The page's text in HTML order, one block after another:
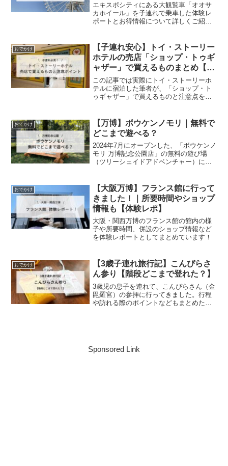
エキスポシティにある大観覧車「オオサ
カホイール」を子連れで乗車した体験レ
ポートとお得情報について詳しくご紹介
おでかけ
【子連れ安心】トイ・ストーリー
ホテルの売店「ショップ・トゥギ
ャザー」で買えるものまとめ【注
意点も】
この記事では実際にトイ・ストーリーホ
テルに宿泊した筆者が、「ショップ・ト
ゥギャザー」で買えるものと注意点を詳
おでかけ
【万博】ボウケンノモリ｜無料で
どこまで遊べる？
2024年7月にオープンした、「ボウケンノ
モリ 万博記念公園店」の無料の遊び場
（ツリーシェイドアドベンチャー）につ
おでかけ
【大阪万博】フランス館に行って
きました！｜所要時間やショップ
情報も【体験レポ】
大阪・関西万博のフランス館の館内の様
子や所要時間、併設のショップ情報など
を体験レポートとしてまとめています！
おでかけ
【3歳子連れ旅行記】こんぴらさ
ん参り【階段どこまで登れた？】
3歳児の息子を連れて、こんぴらさん（金
毘羅宮）の参拝に行ってきました。行程
や訪れる際のポイントなどもまとめたの
Sponsored Link